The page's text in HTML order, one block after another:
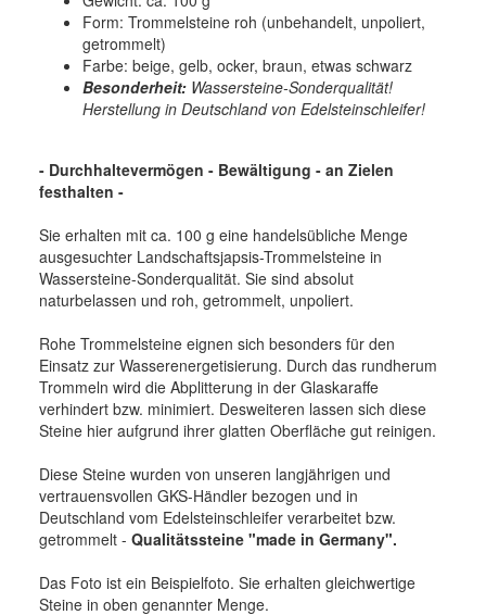
Form: Trommelsteine roh (unbehandelt, unpoliert,
getrommelt)
Farbe: beige, gelb, ocker, braun, etwas schwarz
Besonderheit: Wassersteine-Sonderqualität!
Herstellung in Deutschland von Edelsteinschleifer!
- Durchhaltevermögen - Bewältigung - an Zielen
festhalten -
Sie erhalten mit ca. 100 g eine handelsübliche Menge
ausgesuchter Landschaftsjapsis-Trommelsteine in
Wassersteine-Sonderqualität. Sie sind absolut
naturbelassen und roh, getrommelt, unpoliert.
Rohe Trommelsteine eignen sich besonders für den
Einsatz zur Wasserenergetisierung. Durch das rundherum
Trommeln wird die Abplitterung in der Glaskaraffe
verhindert bzw. minimiert. Desweiteren lassen sich diese
Steine hier aufgrund ihrer glatten Oberfläche gut reinigen.
Diese Steine wurden von unseren langjährigen und
vertrauensvollen GKS-Händler bezogen und in
Deutschland vom Edelsteinschleifer verarbeitet bzw.
getrommelt - Qualitätssteine "made in Germany".
Das Foto ist ein Beispielfoto. Sie erhalten gleichwertige
Steine in oben genannter Menge.